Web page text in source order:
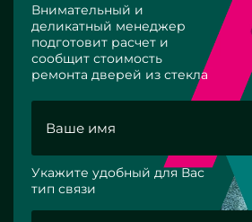
Внимательный и
деликатный менеджер
подготовит расчет и
сообщит стоимость
ремонта дверей из стекла
Укажите удобный для Вас
тип связи